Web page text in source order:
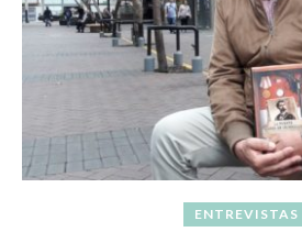
ENTREVISTAS